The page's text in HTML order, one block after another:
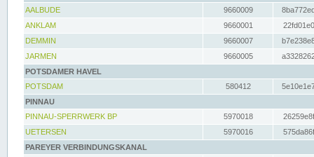
AALBUDE
9660009
ANKLAM
9660001
DEMMIN
9660007
JARMEN
9660005
POTSDAMER HAVEL
POTSDAM
580412
PINNAU
PINNAU-SPERRWERK BP
5970018
UETERSEN
5970016
PAREYER VERBINDUNGSKANAL